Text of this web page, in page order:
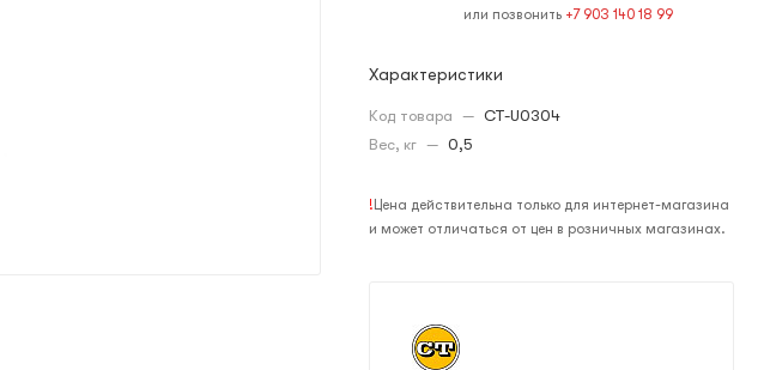
или позвонить +7 903 140 18 99
Характеристики
Код товара — CT-U0304
Вес, кг — 0,5
! Цена действительна только для интернет-магазина
и может отличаться от цен в розничных магазинах.